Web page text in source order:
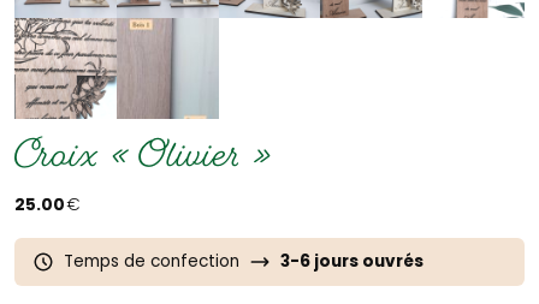
Croix « Olivier »
25.00€
Temps de confection 3-6 jours ouvrés